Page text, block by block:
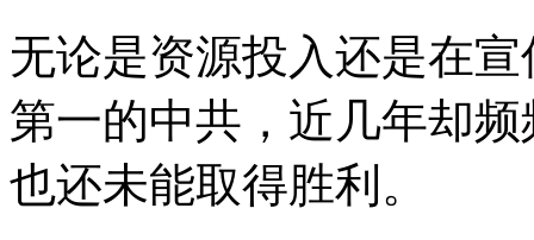
无论是资源投入还是在
第一的中共，近几年却
也还未能取得胜利。